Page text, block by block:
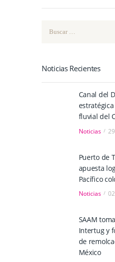
Noticias Recientes
Canal del
fluvial del
Noticias
Puerto de
apuesta
Pacífico
Noticias
SAAM
Intertug y
de
México